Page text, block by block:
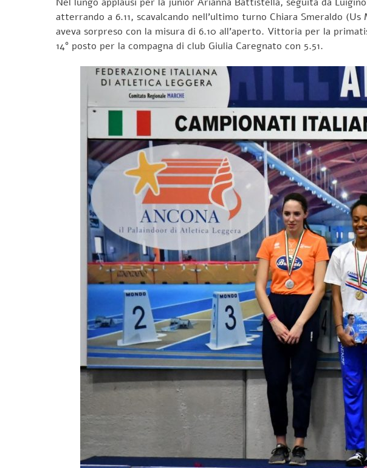
atterrando a 6.11, scavalcando nell’ultimo turno Chiara Smeraldo
aveva sorpreso con la misura di 6.10 all’aperto. Vittoria per la
14° posto per la compagna di club Giulia Caregnato con 5.51.